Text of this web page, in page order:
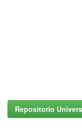
Repositorio